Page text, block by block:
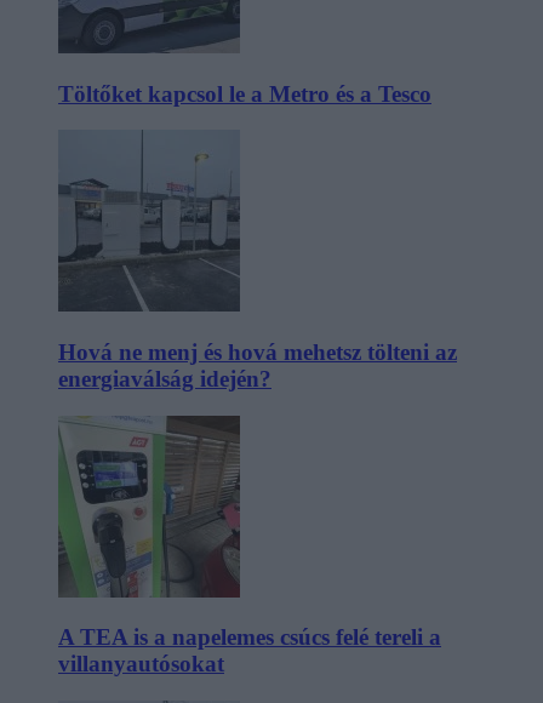
Töltőket kapcsol le a Metro és a Tesco
Hová ne menj és hová mehetsz tölteni az
energiaválság idején?
A TEA is a napelemes csúcs felé tereli a
villanyautósokat